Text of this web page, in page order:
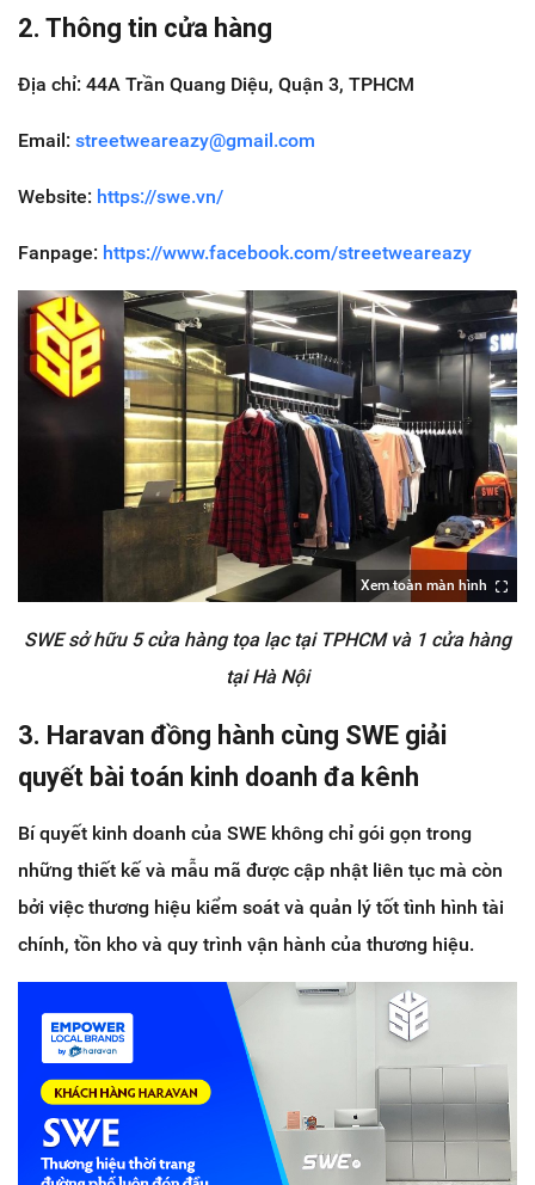
2. Thông tin cửa hàng
Địa chỉ: 44A Trần Quang Diệu, Quận 3, TPHCM
Email: streetweareazy@gmail.com
Website: https://swe.vn/
Fanpage: https://www.facebook.com/streetweareazy
Xem toàn màn hình
SWE sở hữu 5 cửa hàng tọa lạc tại TPHCM và 1 cửa hàng
tại Hà Nội
3. Haravan đồng hành cùng SWE giải
quyết bài toán kinh doanh đa kênh
Bí quyết kinh doanh của SWE không chỉ gói gọn trong
những thiết kế và mẫu mã được cập nhật liên tục mà còn
bởi việc thương hiệu kiểm soát và quản lý tốt tình hình tài
chính, tồn kho và quy trình vận hành của thương hiệu.